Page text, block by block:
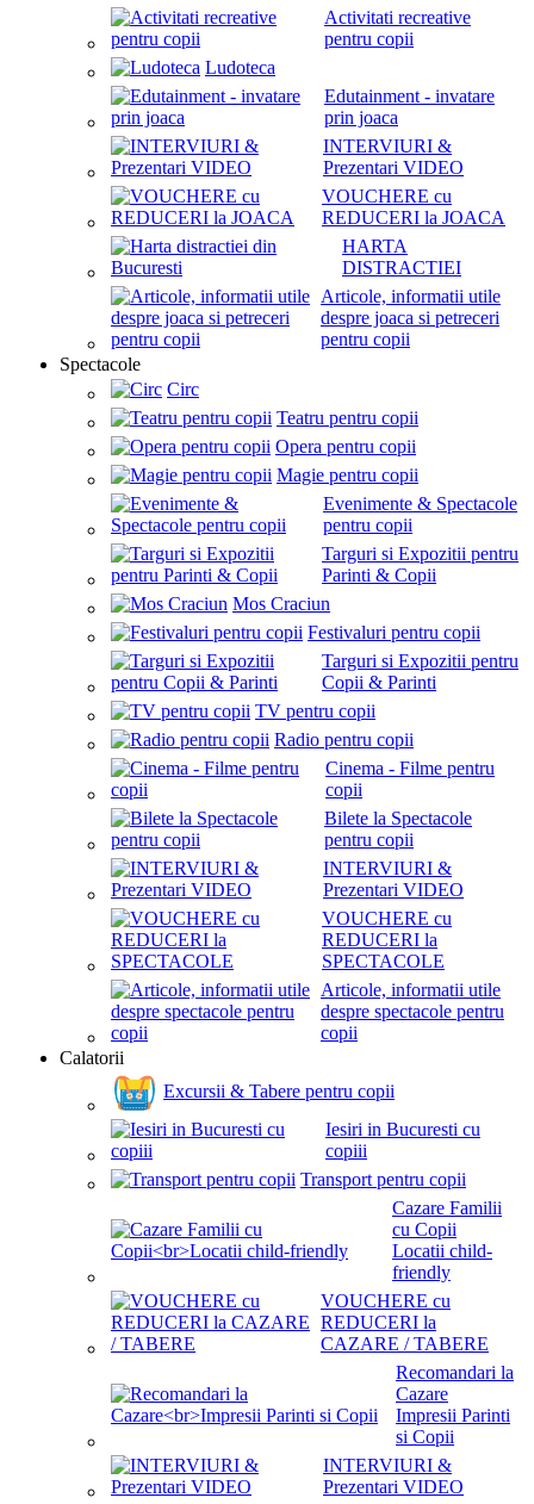
Activitati recreative
pentru copii
Ludoteca
Edutainment - invatare
prin joaca
INTERVIURI &
Prezentari VIDEO
VOUCHERE cu
REDUCERI la JOACA
HARTA
DISTRACTIEI
Articole, informatii utile
despre joaca si petreceri
pentru copii
Spectacole
Circ
Teatru pentru copii
Opera pentru copii
Magie pentru copii
Evenimente & Spectacole
pentru copii
Targuri si Expozitii pentru
Parinti & Copii
Mos Craciun
Festivaluri pentru copii
Targuri si Expozitii pentru
Copii & Parinti
TV pentru copii
Radio pentru copii
Cinema - Filme pentru
copii
Bilete la Spectacole
pentru copii
INTERVIURI &
Prezentari VIDEO
VOUCHERE cu
REDUCERI la
SPECTACOLE
Articole, informatii utile
despre spectacole pentru
copii
Calatorii
Excursii & Tabere pentru copii
Iesiri in Bucuresti cu
copiii
Transport pentru copii
Cazare Familii
cu Copii
Locatii child-
friendly
VOUCHERE cu
REDUCERI la
CAZARE / TABERE
Recomandari la
Cazare
Impresii Parinti
si Copii
INTERVIURI &
Prezentari VIDEO